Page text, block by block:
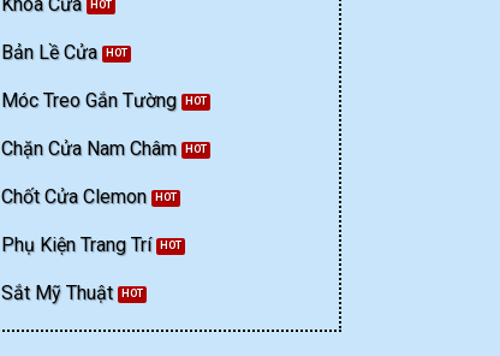
Bản Lề Cửa
Móc Treo Gắn Tường
Chặn Cửa Nam Châm
Chốt Cửa Clemon
Phụ Kiện Trang Trí
Sắt Mỹ Thuật